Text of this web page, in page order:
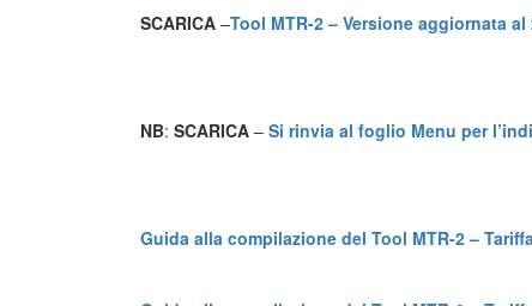
SCARICA –Tool MTR-2 – Versione aggiornata al
NB: SCARICA – Si rinvia al foglio Menu per
Guida alla compilazione del Tool MTR-2 –